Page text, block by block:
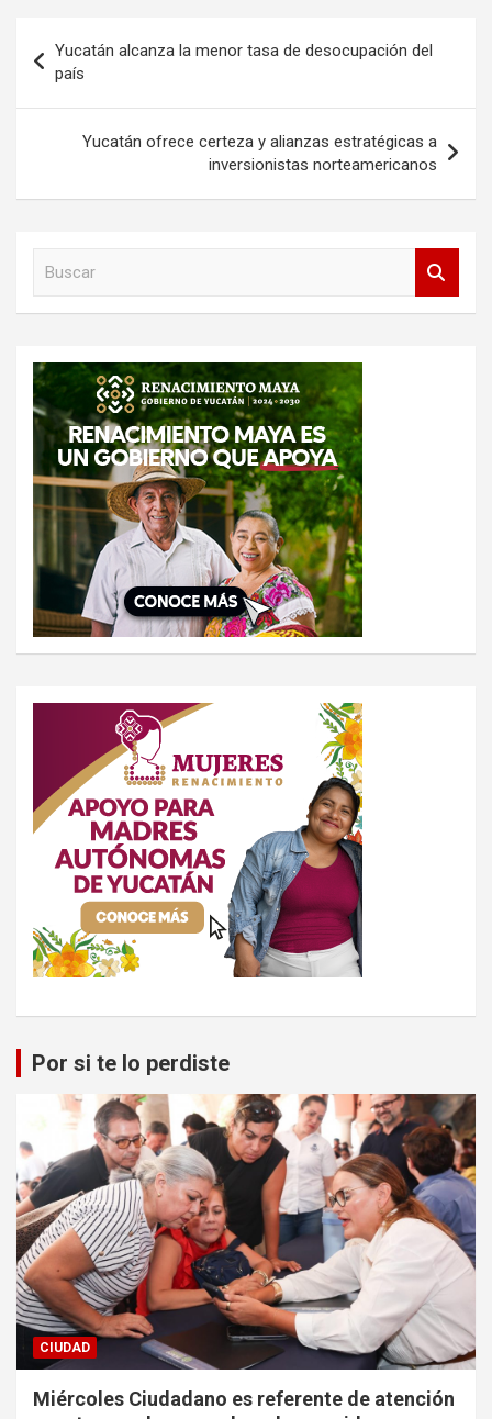
de
entradas
Yucatán alcanza la menor tasa de desocupación del
país
Yucatán ofrece certeza y alianzas estratégicas a
inversionistas norteamericanos
r
Por si te lo perdiste
CIUDAD
Miércoles Ciudadano es referente de atención